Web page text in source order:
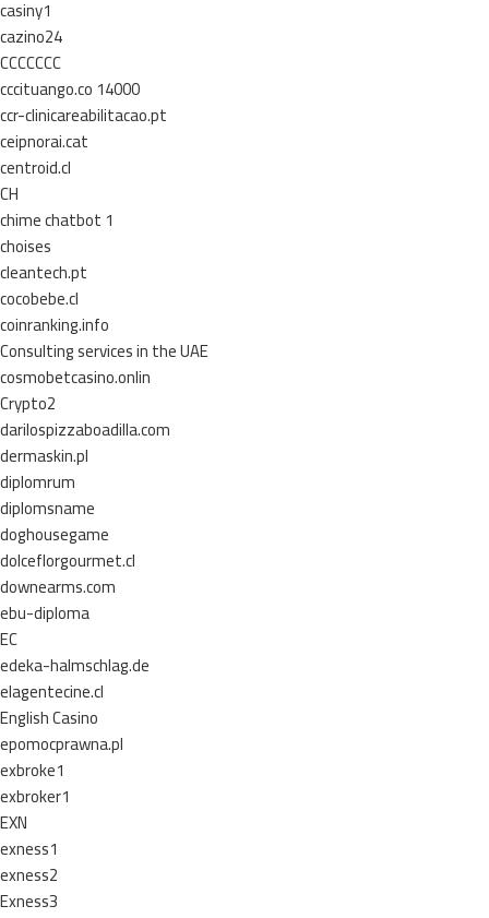
casiny1
cazino24
CCCCCCC
cccituango.co 14000
ccr-clinicareabilitacao.pt
ceipnorai.cat
centroid.cl
CH
chime chatbot 1
choises
cleantech.pt
cocobebe.cl
coinranking.info
Consulting services in the UAE
cosmobetcasino.onlin
Crypto2
darilospizzaboadilla.com
dermaskin.pl
diplomrum
diplomsname
doghousegame
dolceflorgourmet.cl
downearms.com
ebu-diploma
EC
edeka-halmschlag.de
elagentecine.cl
English Casino
epomocprawna.pl
exbroke1
exbroker1
EXN
exness1
exness2
Exness3